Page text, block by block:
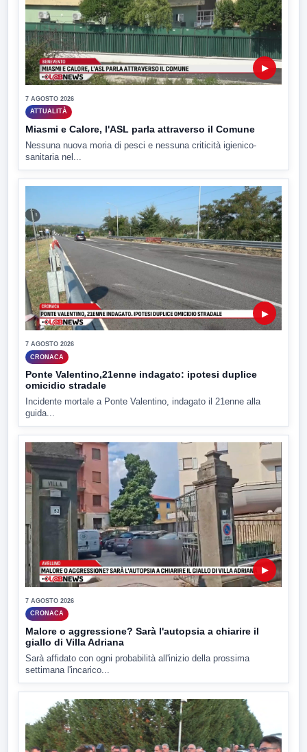
▶
7 AGOSTO 2026
ATTUALITÀ
Miasmi e Calore, l'ASL parla attraverso il Comune
Nessuna nuova moria di pesci e nessuna criticità igienico-
sanitaria nel...
▶
7 AGOSTO 2026
CRONACA
Ponte Valentino,21enne indagato: ipotesi duplice
omicidio stradale
Incidente mortale a Ponte Valentino, indagato il 21enne alla
guida...
▶
7 AGOSTO 2026
CRONACA
Malore o aggressione? Sarà l'autopsia a chiarire il
giallo di Villa Adriana
Sarà affidato con ogni probabilità all'inizio della prossima
settimana l'incarico...